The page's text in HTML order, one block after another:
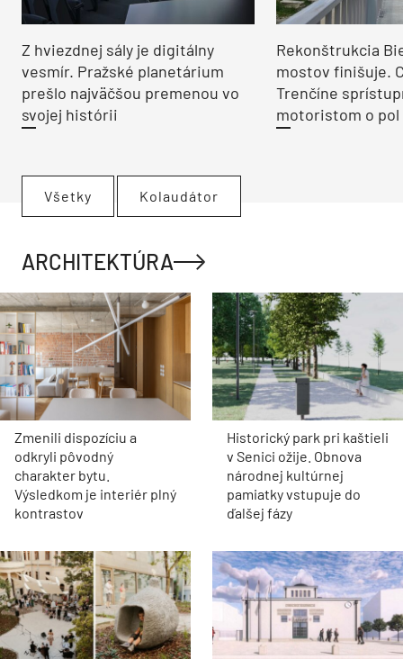
Z hviezdnej sály je digitálny
vesmír. Pražské planetárium
prešlo najväčšou premenou vo
svojej histórii
Rekonštrukcia
mostov finišuje.
Trenčíne
motoristom o pol
Všetky Kolaudátor
ARCHITEKTÚRA
Zmenili dispozíciu a
odkryli pôvodný
charakter bytu.
Výsledkom je interiér plný
kontrastov
Historický park pri kaštieli
v Senici ožije. Obnova
národnej kultúrnej
pamiatky vstupuje do
ďalšej fázy